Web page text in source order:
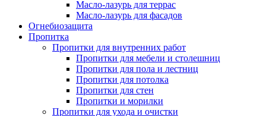
Масло-лазурь для террас
Масло-лазурь для фасадов
Огнебиозащита
Пропитка
Пропитки для внутренних работ
Пропитки для мебели и столешниц
Пропитки для пола и лестниц
Пропитки для потолка
Пропитки для стен
Пропитки и морилки
Пропитки для ухода и очистки